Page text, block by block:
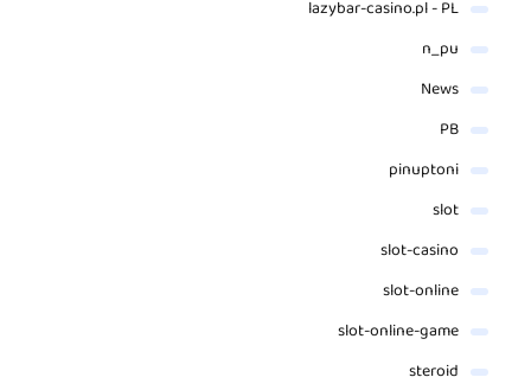
lazybar-casino.pl - PL
n_pu
News
PB
pinuptoni
slot
slot-casino
slot-online
slot-online-game
steroid